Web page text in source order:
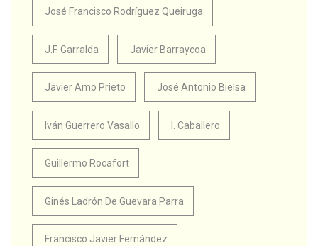
José Francisco Rodríguez Queiruga
J.F. Garralda Javier Barraycoa
Javier Amo Prieto José Antonio Bielsa
Iván Guerrero Vasallo I. Caballero
Guillermo Rocafort
Ginés Ladrón De Guevara Parra
Francisco Javier Fernández